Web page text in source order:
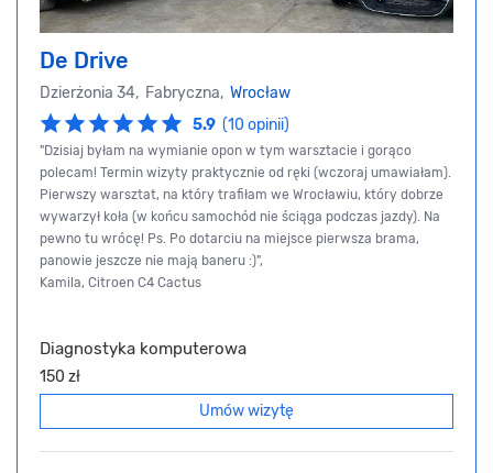
De Drive
Dzierżonia 34, Fabryczna, Wrocław
5.9 (10 opinii)
"Dzisiaj byłam na wymianie opon w tym warsztacie i gorąco
polecam! Termin wizyty praktycznie od ręki (wczoraj umawiałam).
Pierwszy warsztat, na który trafiłam we Wrocławiu, który dobrze
wywarzył koła (w końcu samochód nie ściąga podczas jazdy). Na
pewno tu wrócę! Ps. Po dotarciu na miejsce pierwsza brama,
panowie jeszcze nie mają baneru :)",
Kamila, Citroen C4 Cactus
Diagnostyka komputerowa
150 zł
Umów wizytę